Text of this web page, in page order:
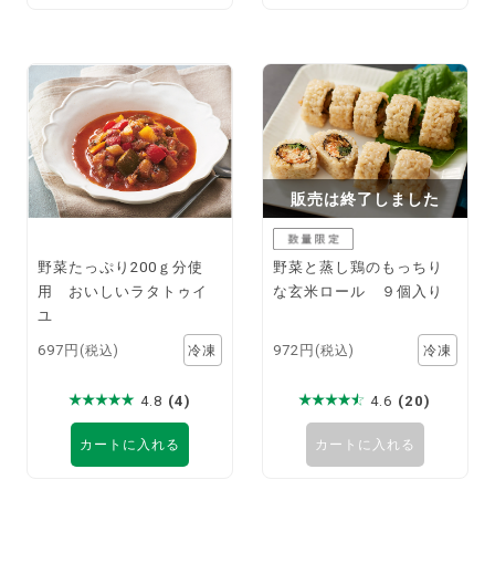
野菜たっぷり200ｇ分使
用 おいしいラタトゥイ
ユ
697円 (税込)
4.8 (4)
カートに入れる
販売は終了しました
野菜と蒸し鶏のもっちり
な玄米ロール ９個入り
972円 (税込)
4.6 (20)
カートに入れる